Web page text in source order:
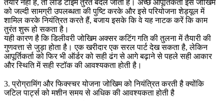
तैयार नहीं है, तो लीड टाइम तुरंत बदल जाता है। अच्छे आपूर्तिकर्ता इस जोखिम
को जल्दी सामग्री उपलब्धता की पुष्टि करके और इसे परियोजना शेड्यूल में
शामिल करके नियंत्रित करते हैं, बजाय इसके कि वे यह नाटक करें कि काम
तुरंत शुरू हो सकता है।
यही कारण है कि डिलीवरी जोखिम अक्सर कटिंग गति की तुलना में तैयारी की
गुणवत्ता से जुड़ा होता है। एक खरीदार एक सरल पार्ट देख सकता है, लेकिन
आपूर्तिकर्ता को फिर भी ऑर्डर को सही ढंग से आगे बढ़ाने से पहले सही आकार
और स्थिति में सही स्टॉक की आवश्यकता होती है।
3. प्रोग्रामिंग और फिक्स्चर योजना जोखिम को नियंत्रित करती है क्योंकि
जटिल पार्ट्स को मशीन समय से अधिक की आवश्यकता होती है